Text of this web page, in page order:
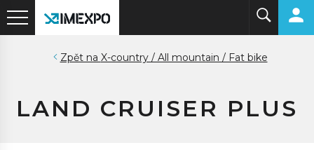
X-country / All mountain / Fat bike
LAND CRUISER PLUS